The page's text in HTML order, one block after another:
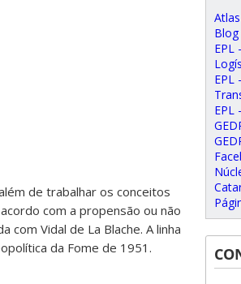
de trabalhar os conceitos
com a propensão ou não
Vidal de La Blache. A linha
da Fome de 1951.
EPL
EPL
EPL